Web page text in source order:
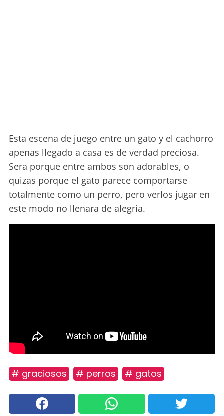
Esta escena de juego entre un gato y el cachorro
apenas llegado a casa es de verdad preciosa.
Sera porque entre ambos son adorables, o
quizas porque el gato parece comportarse
totalmente como un perro, pero verlos jugar en
este modo no llenara de alegria.
# graciosos # perros # gatos